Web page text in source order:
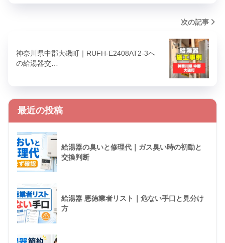
次の記事
神奈川県中郡大磯町｜RUFH-E2408AT2-3へ
の給湯器交…
最近の投稿
給湯器の臭いと修理代｜ガス臭い時の初動と
交換判断
給湯器 悪徳業者リスト｜危ない手口と見分け
方